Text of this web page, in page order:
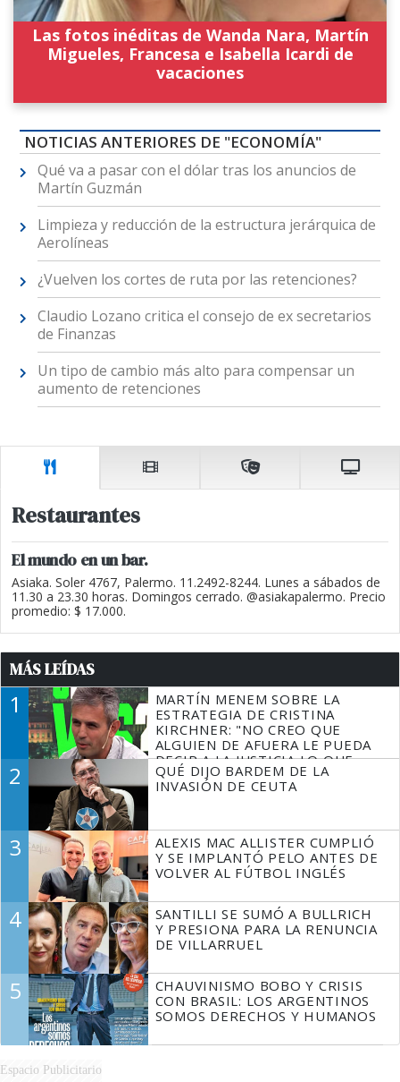
Las fotos inéditas de Wanda Nara, Martín
Migueles, Francesa e Isabella Icardi de
vacaciones
NOTICIAS ANTERIORES DE "ECONOMÍA"
Qué va a pasar con el dólar tras los anuncios de
Martín Guzmán
Limpieza y reducción de la estructura jerárquica de
Aerolíneas
¿Vuelven los cortes de ruta por las retenciones?
Claudio Lozano critica el consejo de ex secretarios
de Finanzas
Un tipo de cambio más alto para compensar un
aumento de retenciones
Restaurantes
El mundo en un bar.
Asiaka. Soler 4767, Palermo. 11.2492-8244. Lunes a sábados de
11.30 a 23.30 horas. Domingos cerrado. @asiakapalermo. Precio
promedio: $ 17.000.
MÁS LEÍDAS
1
MARTÍN MENEM SOBRE LA
ESTRATEGIA DE CRISTINA
KIRCHNER: "NO CREO QUE
ALGUIEN DE AFUERA LE PUEDA
DECIR A LA JUSTICIA LO QUE
TIENE QUE HACER"
2
QUÉ DIJO BARDEM DE LA
INVASIÓN DE CEUTA
3
ALEXIS MAC ALLISTER CUMPLIÓ
Y SE IMPLANTÓ PELO ANTES DE
VOLVER AL FÚTBOL INGLÉS
4
SANTILLI SE SUMÓ A BULLRICH
Y PRESIONA PARA LA RENUNCIA
DE VILLARRUEL
5
CHAUVINISMO BOBO Y CRISIS
CON BRASIL: LOS ARGENTINOS
SOMOS DERECHOS Y HUMANOS
Espacio Publicitario